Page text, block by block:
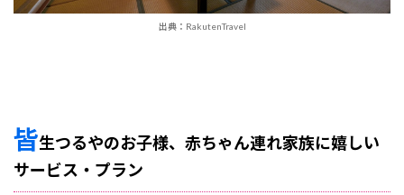
出典：RakutenTravel
皆生つるやのお子様、赤ちゃん連れ家族に嬉しい
サービス・プラン